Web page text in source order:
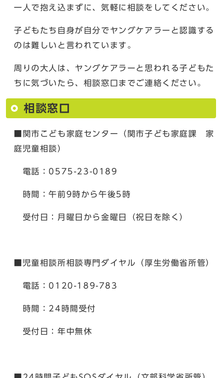
一人で抱え込まずに、気軽に相談をしてください。
子どもたち自身が自分でヤングケアラーと認識する
のは難しいと言われています。
周りの大人は、ヤングケアラーと思われる子どもた
ちに気づいたら、相談窓口までご連絡ください。
相談窓口
■関市こども家庭センター（関市子ども家庭課 家
庭児童相談）
電話：0575-23-0189
時間：午前9時から午後5時
受付日：月曜日から金曜日（祝日を除く）
■児童相談所相談専門ダイヤル（厚生労働省所管）
電話：0120-189-783
時間：24時間受付
受付日：年中無休